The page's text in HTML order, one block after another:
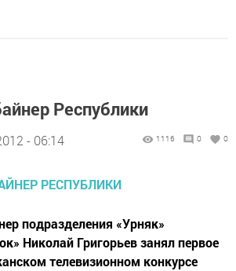
Республики
- 06:14 1116 0 0
подразделения «Урняк»
Николай Григорьев занял первое
телевизионном конкурсе